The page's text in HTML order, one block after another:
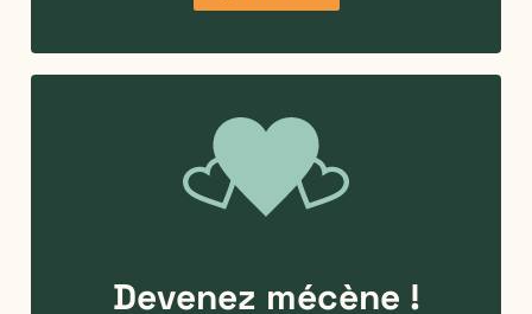
Devenez mécène !